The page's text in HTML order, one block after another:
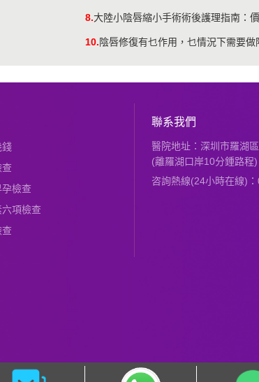
8.大陸小陰唇縮小手術術後護理指南：
10.陰唇修復有乜作用，乜情況下需要做
錢
查
孕檢查
項檢查
查
聯系我們
醫院地址：深圳市羅湖
(離羅湖口岸10分鍾路程)
咨詢熱線(24小時在線)